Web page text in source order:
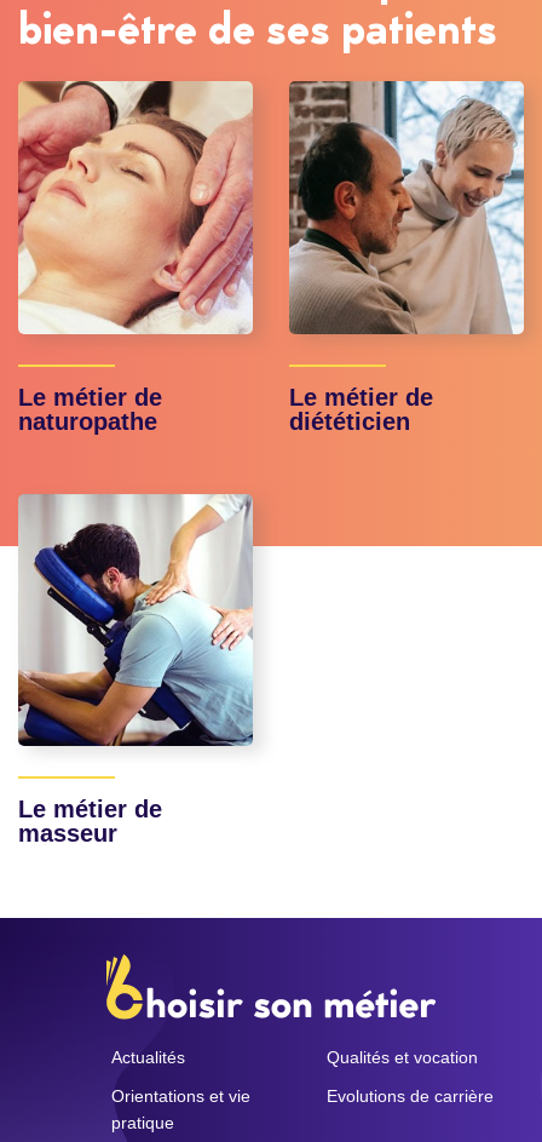
bien-être de ses patients
Le métier de
naturopathe
Le métier de
diététicien
Le métier de
masseur
Actualités
Orientations et vie
pratique
Qualités et vocation
Evolutions de carrière